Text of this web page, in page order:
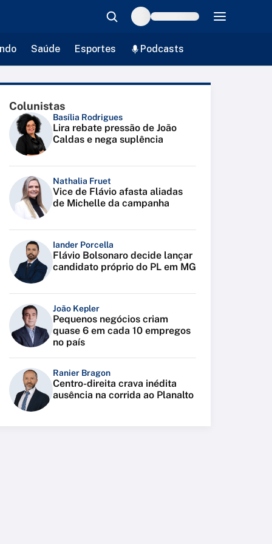
Saúde Esportes Podcasts
Colunistas
Basília Rodrigues
Lira rebate pressão de João
Caldas e nega suplência
Nathalia Fruet
Vice de Flávio afasta aliadas
de Michelle da campanha
Iander Porcella
Flávio Bolsonaro decide lançar
candidato próprio do PL em MG
João Kepler
Pequenos negócios criam
quase 6 em cada 10 empregos
no país
Ranier Bragon
Centro-direita crava inédita
ausência na corrida ao Planalto